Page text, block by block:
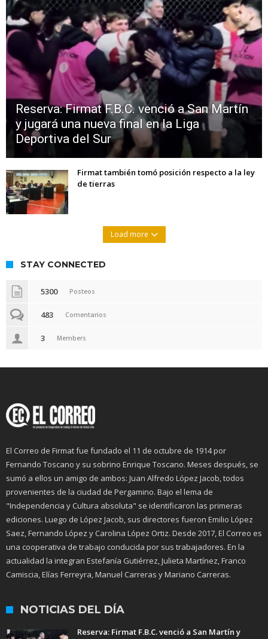
Reserva: Firmat F.B.C. venció a San Martín
y jugará una nueva final en la Liga
Deportiva del Sur
Firmat también tomó posición respecto a la ley
de tierras
Load more
STAY CONNECTED
5300 Posteos
483 Comentarios
3 Members
El Correo de Firmat fue fundado el 11 de octubre de 1914 por
Fernando Toscano y su sobrino Enrique Toscano. Meses después, se
sumó a ellos un amigo de ambos: Juan Alfredo López Jacob, todos
provenientes de la ciudad de Pergamino. Bajo el lema de
"Independencia y Cultura absoluta" se identificaron las primeras
ediciones. Luego de López Jacob, sus directores fueron Emilio López
Saez, Fernando López y Carolina López Ortiz. Desde 2017, El Correo es
una cooperativa de trabajo conducida por sus trabajadores. En la
actualidad la integran Estefanía Gutiérrez, Julieta Martínez, Franco
Camiscia, Elías Ferreyra, Manuel Carreras y Mariano Carreras.
NOTICIAS DEL DÍA
Reserva: Firmat F.B.C. venció a San Martín y